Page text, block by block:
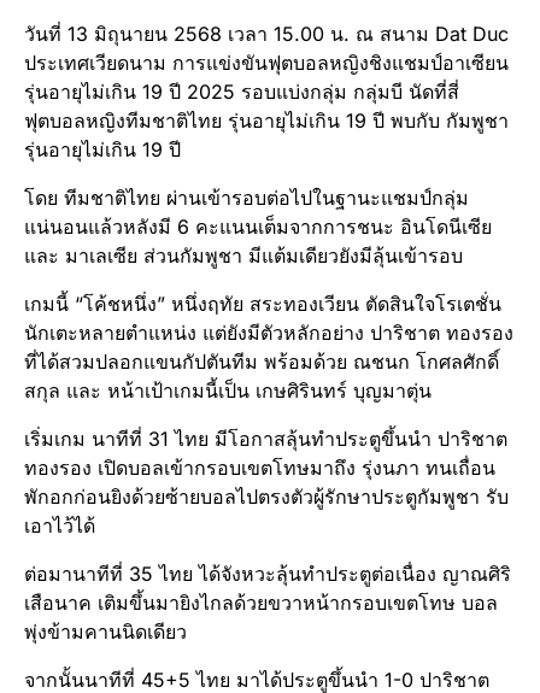
วันที่ 13 มิถุนายน 2568 เวลา 15.00 น. ณ สนาม Dat Duc
ประเทศเวียดนาม การแข่งขันฟุตบอลหญิงชิงแชมป์อาเซียน
รุ่นอายุไม่เกิน 19 ปี 2025 รอบแบ่งกลุ่ม กลุ่มบี นัดที่สี่
ฟุตบอลหญิงทีมชาติไทย รุ่นอายุไม่เกิน 19 ปี พบกับ กัมพูชา
รุ่นอายุไม่เกิน 19 ปี
โดย ทีมชาติไทย ผ่านเข้ารอบต่อไปในฐานะแชมป์กลุ่ม
แน่นอนแล้วหลังมี 6 คะแนนเต็มจากการชนะ อินโดนีเซีย
และ มาเลเซีย ส่วนกัมพูชา มีแต้มเดียวยังมีลุ้นเข้ารอบ
เกมนี้ “โค้ชหนึ่ง” หนึ่งฤทัย สระทองเวียน ตัดสินใจโรเตชั่น
นักเตะหลายตำแหน่ง แต่ยังมีตัวหลักอย่าง ปาริชาต ทองรอง
ที่ได้สวมปลอกแขนกัปตันทีม พร้อมด้วย ณชนก โกศลศักดิ์
สกุล และ หน้าเป้าเกมนี้เป็น เกษศิรินทร์ บุญมาตุ่น
เริ่มเกม นาทีที่ 31 ไทย มีโอกาสลุ้นทำประตูขึ้นนำ ปาริชาต
ทองรอง เปิดบอลเข้ากรอบเขตโทษมาถึง รุ่งนภา ทนเถื่อน
พักอกก่อนยิงด้วยซ้ายบอลไปตรงตัวผู้รักษาประตูกัมพูชา รับ
เอาไว้ได้
ต่อมานาทีที่ 35 ไทย ได้จังหวะลุ้นทำประตูต่อเนื่อง ญาณศิริ
เสือนาค เติมขึ้นมายิงไกลด้วยขวาหน้ากรอบเขตโทษ บอล
พุ่งข้ามคานนิดเดียว
จากนั้นนาทีที่ 45+5 ไทย มาได้ประตูขึ้นนำ 1-0 ปาริชาต